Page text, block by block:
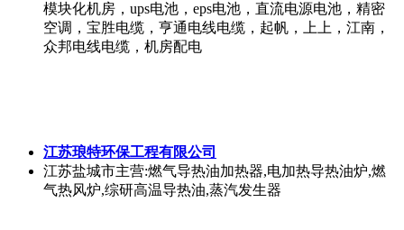
模块化机房，ups电池，eps电池，直流电源电池，精密
空调，宝胜电缆，亨通电线电缆，起帆，上上，江南，
众邦电线电缆，机房配电
江苏琅特环保工程有限公司
江苏盐城市主营:燃气导热油加热器,电加热导热油炉,燃
气热风炉,综研高温导热油,蒸汽发生器